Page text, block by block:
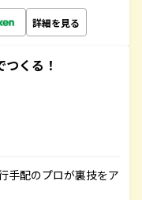
詳細を見る
くる！
手配のプロが裏技をア